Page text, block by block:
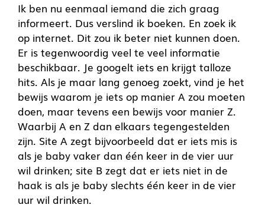
Ik ben nu eenmaal iemand die zich graag
informeert. Dus verslind ik boeken. En zoek ik
op internet. Dit zou ik beter niet kunnen doen.
Er is tegenwoordig veel te veel informatie
beschikbaar. Je googelt iets en krijgt talloze
hits. Als je maar lang genoeg zoekt, vind je het
bewijs waarom je iets op manier A zou moeten
doen, maar tevens een bewijs voor manier Z.
Waarbij A en Z dan elkaars tegengestelden
zijn. Site A zegt bijvoorbeeld dat er iets mis is
als je baby vaker dan één keer in de vier uur
wil drinken; site B zegt dat er iets niet in de
haak is als je baby slechts één keer in de vier
uur wil drinken.